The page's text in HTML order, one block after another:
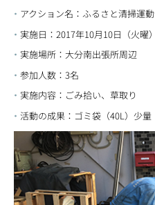
アクション名：ふるさと清掃運
実施日：2017年10月10日（火曜）
実施場所：大分南出張所周辺
参加人数：3名
実施内容：ごみ拾い、草取り
活動の成果：ゴミ袋（40L）少量